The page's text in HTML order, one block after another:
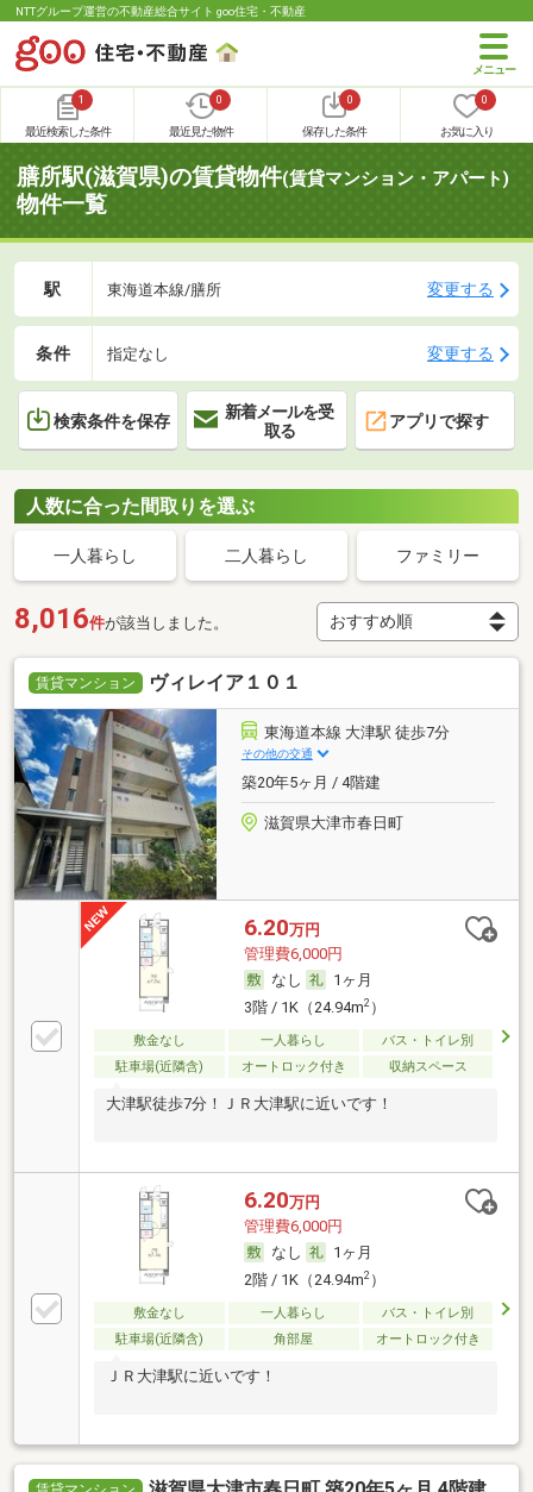
NTTグループ運営の不動産総合サイト goo住宅・不動産
1
最近検索した条件
0
最近見た物件
0
保存した条件
0
お気に入り
膳所駅(滋賀県)の賃貸物件(賃貸マンション・アパート)
物件一覧
駅 東海道本線/膳所 変更する
条件 指定なし 変更する
検索条件を保存
新着メールを受
取る
アプリで探す
人数に合った間取りを選ぶ
一人暮らし 二人暮らし ファミリー
8,016件が該当しました。
賃貸マンション ヴィレイア１０１
東海道本線 大津駅 徒歩7分
その他の交通
築20年5ヶ月 / 4階建
滋賀県大津市春日町
6.20万円
管理費6,000円
なし
1ヶ月
3階 / 1K（24.94m2）
敷金なし 一人暮らし
バス・トイレ別
駐車場(近隣含)
オートロック付き 収納スペース
大津駅徒歩7分！ＪＲ大津駅に近いです！
6.20万円
管理費6,000円
なし
1ヶ月
2階 / 1K（24.94m2）
敷金なし 一人暮らし
バス・トイレ別
駐車場(近隣含)
角部屋 オートロック付き
ＪＲ大津駅に近いです！